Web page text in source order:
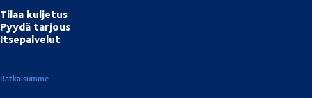
Tilaa kuljetus
Pyydä tarjous
Itsepalvelut
Ratkaisumme